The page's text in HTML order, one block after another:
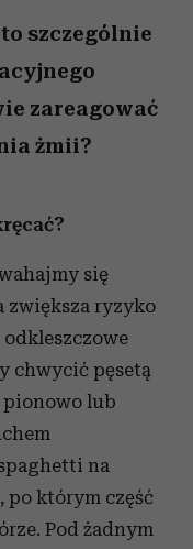
szczególnie
zareagować
żmii?
się
zwiększa ryzyko
chwycić pęsetą
lub
na
którym część
Pod żadnym